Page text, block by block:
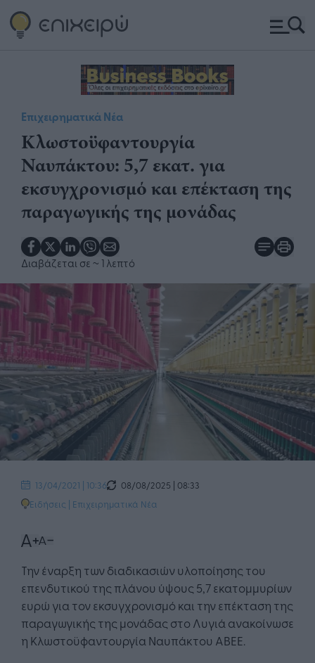
Επιχειρηματικά Νέα
​Κλωστοϋφαντουργία
Ναυπάκτου: 5,7 εκατ. για
εκσυγχρονισμό και επέκταση της
παραγωγικής της μονάδας​​
Διαβάζεται σε ~ 1 λεπτό
13/04/2021 | 10:36
08/08/2025 | 08:33
Ειδήσεις | Επιχειρηματικά Νέα
Την έναρξη των διαδικασιών υλοποίησης του
επενδυτικού της πλάνου ύψους 5,7 εκατομμυρίων
ευρώ για τον εκσυγχρονισμό και την επέκταση της
παραγωγικής της μονάδας στο Λυγιά ανακοίνωσε
η Κλωστοϋφαντουργία Ναυπάκτου ΑΒΕΕ.